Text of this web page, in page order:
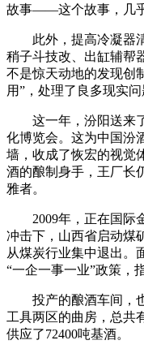
故事——这个故事，几乎
此外，提高冷凝器清
稍子斗技改、出缸辅帮
不是惊天动地的发现创
用”，处理了良多现实问
这一年，汾阳送来了
化博览会。这为中国汾
墙，收成了恢宏的视觉
酒的酿制身手，王厂长
雅者。
2009年，正在国际金
冲击下，山西省启动煤
从煤炭行业集中退出。
“一企一事一业”政策，
投产的酿酒车间，也
工具两区的曲房，总共
供应了72400吨基酒。